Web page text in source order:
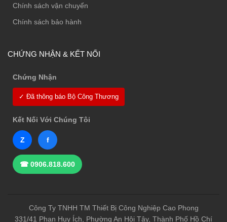
Chính sách vận chuyển
Chính sách bảo hành
CHỨNG NHẬN & KẾT NỐI
Chứng Nhận
✓ Đã thông báo Bộ Công Thương
Kết Nối Với Chúng Tôi
Z f
☎ 0906.818.600
Công Ty TNHH TM Thiết Bị Công Nghiệp Cao Phong
331/41 Phan Huy Ích, Phường An Hội Tây, Thành Phố Hồ Chí